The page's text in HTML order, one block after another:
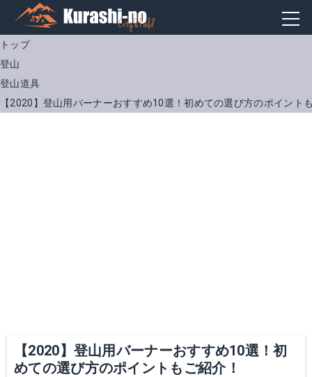
トップ
登山
登山道具
【2020】登山用バーナーおすすめ10選！初めての選び方のポイント
【2020】登山用バーナーおすすめ10選！初
めての選び方のポイントもご紹介！